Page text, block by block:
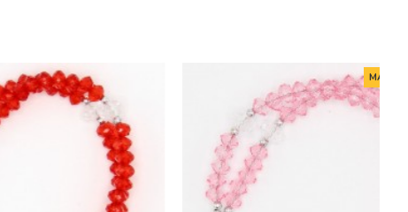
MAIS VENDIDO